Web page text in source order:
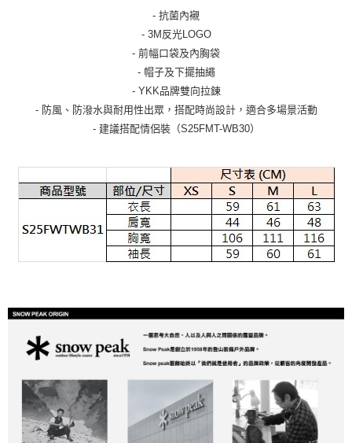
- 抗菌內襯
- 3M反光LOGO
- 前幅口袋及內胸袋
- 帽子及下擺抽繩
- YKK品牌雙向拉鍊
- 防風、防潑水與耐用性出眾，搭配時尚設計，適合多場景活動
- 建議搭配情侶裝（S25FMT-WB30）